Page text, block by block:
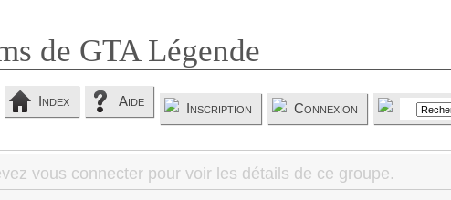
de GTA Légende
Index Aide Inscription Connexion
vous connecter pour voir les détails de ce groupe.